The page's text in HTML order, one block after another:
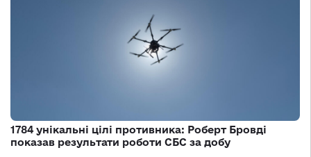
1784 унікальні цілі противника: Роберт Бровді
показав результати роботи СБС за добу